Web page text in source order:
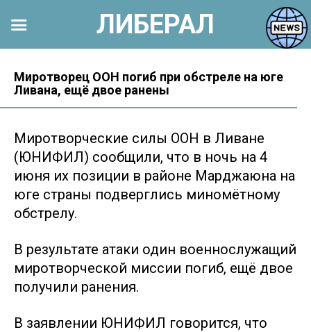
контенту
Миротворец ООН погиб при обстреле на юге
Ливана, ещё двое ранены
Миротворческие силы ООН в Ливане
(ЮНИФИЛ) сообщили, что в ночь на 4
июня их позиции в районе Марджаюна на
юге страны подверглись миномётному
обстрелу.
В результате атаки один военнослужащий
миротворческой миссии погиб, ещё двое
получили ранения.
В заявлении ЮНИФИЛ говорится, что
ЛИБЕРАЛ